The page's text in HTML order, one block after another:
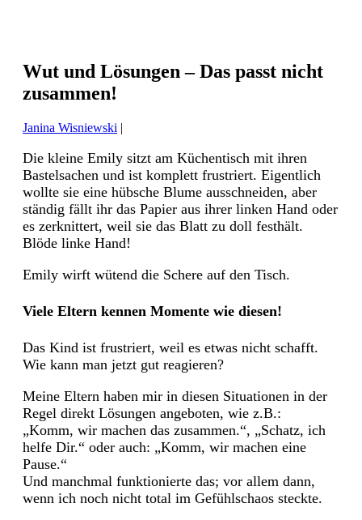
Wut und Lösungen – Das passt nicht
zusammen!
Janina Wisniewski |
Die kleine Emily sitzt am Küchentisch mit ihren
Bastelsachen und ist komplett frustriert. Eigentlich
wollte sie eine hübsche Blume ausschneiden, aber
ständig fällt ihr das Papier aus ihrer linken Hand oder
es zerknittert, weil sie das Blatt zu doll festhält.
Blöde linke Hand!
Emily wirft wütend die Schere auf den Tisch.
Viele Eltern kennen Momente wie diesen!
Das Kind ist frustriert, weil es etwas nicht schafft.
Wie kann man jetzt gut reagieren?
Meine Eltern haben mir in diesen Situationen in der
Regel direkt Lösungen angeboten, wie z.B.:
„Komm, wir machen das zusammen.“, „Schatz, ich
helfe Dir.“ oder auch: „Komm, wir machen eine
Pause.“
Und manchmal funktionierte das; vor allem dann,
wenn ich noch nicht total im Gefühlschaos steckte.